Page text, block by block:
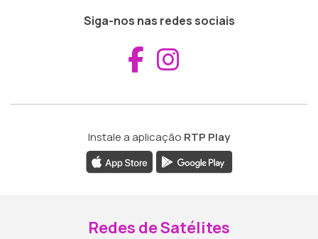
Siga-nos nas redes sociais
Aceder ao
Instale a aplicação RTP Play
Redes de Satélites